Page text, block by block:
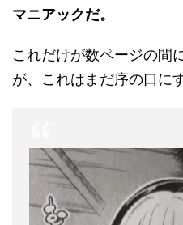
マニアックだ。
これだけが数ページの間
が、これはまだ序の口に